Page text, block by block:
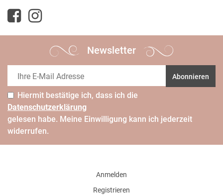
Newsletter
Abonnieren
Hiermit bestätige ich, dass ich die
Daten­schutz­erklärung
gelesen habe. Meine Einwilligung kann ich jederzeit
widerrufen.
Anmelden
Registrieren